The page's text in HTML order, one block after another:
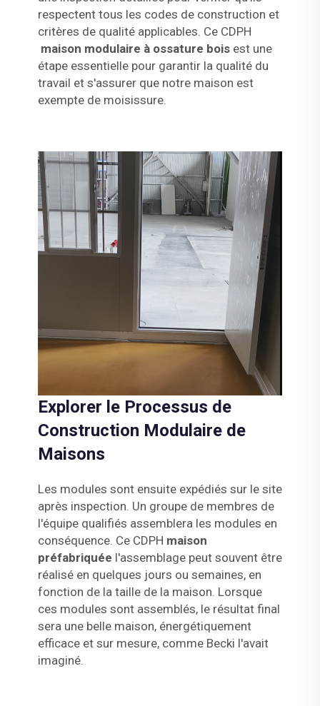
respectent tous les codes de construction et
critères de qualité applicables. Ce CDPH
maison modulaire à ossature bois est une
étape essentielle pour garantir la qualité du
travail et s'assurer que notre maison est
exempte de moisissure.
Explorer le Processus de
Construction Modulaire de
Maisons
Les modules sont ensuite expédiés sur le site
après inspection. Un groupe de membres de
l'équipe qualifiés assemblera les modules en
conséquence. Ce CDPH maison
préfabriquée l'assemblage peut souvent être
réalisé en quelques jours ou semaines, en
fonction de la taille de la maison. Lorsque
ces modules sont assemblés, le résultat final
sera une belle maison, énergétiquement
efficace et sur mesure, comme Becki l'avait
imaginé.